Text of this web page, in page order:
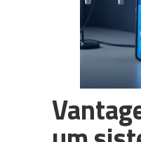
Câmeras
WhatsApp